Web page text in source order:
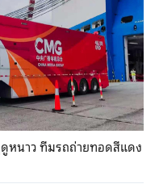
หนาว ทีมรถถ่ายทอดสีแดง